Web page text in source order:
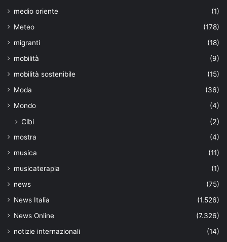
medio oriente
(1)
Meteo
(178)
migranti
(18)
mobilità
(9)
mobilità sostenibile
(15)
Moda
(36)
Mondo
(4)
Cibi (2)
mostra
(4)
musica
(11)
musicaterapia
(1)
news
(75)
News Italia
(1.526)
News Online
(7.326)
notizie internazionali
(14)